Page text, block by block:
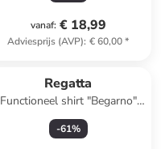
vanaf: € 18,99
Adviesprijs (AVP): € 60,00*
Regatta
Functioneel shirt "Begarno"
donkerblauw
-61%